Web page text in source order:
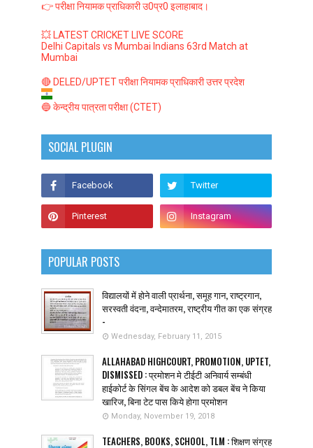
👉 परीक्षा नियामक प्राधिकारी उ0प्र0 इलाहाबाद।
💥 LATEST CRICKET LIVE SCORE
Delhi Capitals vs Mumbai Indians 63rd Match at
Mumbai
🔴 DELED/UPTET परीक्षा नियामक प्राधिकारी उत्तर प्रदेश
🔵 केन्द्रीय पात्रता परीक्षा (CTET)
SOCIAL PLUGIN
POPULAR POSTS
विद्यालयों में होने वाली प्रार्थना, समूह गान, राष्ट्रगान,
सरस्वती वंदना, वन्देमातरम, राष्ट्रीय गीत का एक संग्रह
-
Wednesday, February 11, 2015
ALLAHABAD HIGHCOURT, PROMOTION, UPTET,
DISMISSED : प्रमोशन मे टीईटी अनिवार्य सम्बंधी
हाईकोर्ट के सिंगल बेंच के आदेश को डबल बेंच ने किया
खारिज, बिना टेट पास किये होगा प्रमोशन
Monday, November 19, 2018
TEACHERS, BOOKS, SCHOOL, TLM : शिक्षण संग्रह